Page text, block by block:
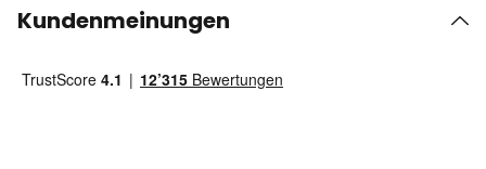
Kundenmeinungen